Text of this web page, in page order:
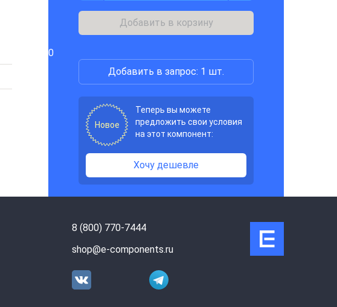
Добавить в корзину
0
Добавить в запрос: 1 шт.
Новое
Теперь вы можете
предложить свои условия
на этот компонент:
Хочу дешевле
8 (800) 770-7444
shop@e-components.ru